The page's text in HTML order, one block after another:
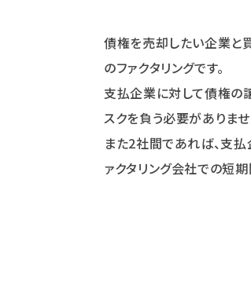
債権を売却したい企業と
のファクタリングです。
支払企業に対して債権の
スクを負う必要がありませ
また2社間であれば、支
ァクタリング会社での短